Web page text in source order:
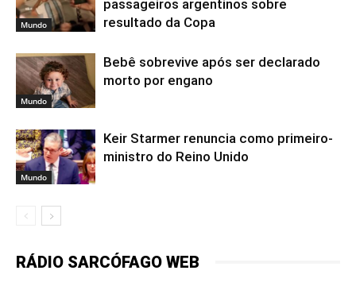
Mundo
passageiros argentinos sobre
resultado da Copa
Mundo
Bebê sobrevive após ser declarado
morto por engano
Mundo
Keir Starmer renuncia como primeiro-
ministro do Reino Unido
RÁDIO SARCÓFAGO WEB